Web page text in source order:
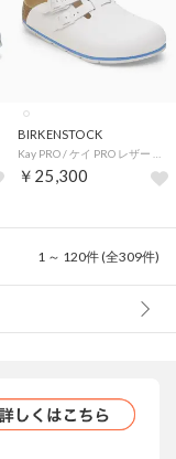
BIRKENSTOCK
￥25,300
1 ～ 120件 (全309件)